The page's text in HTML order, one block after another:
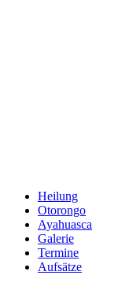
Heilung
Otorongo
Ayahuasca
Galerie
Termine
Aufsätze